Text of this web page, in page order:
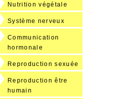
Nutrition végétale
Système nerveux
Communication
hormonale
Reproduction sexuée
Reproduction être
humain